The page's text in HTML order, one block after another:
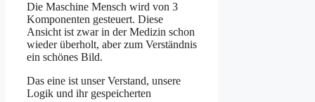
Die Maschine Mensch wird von 3
Komponenten gesteuert. Diese
Ansicht ist zwar in der Medizin schon
wieder überholt, aber zum Verständnis
ein schönes Bild.
Das eine ist unser Verstand, unsere
Logik und ihr gespeicherten